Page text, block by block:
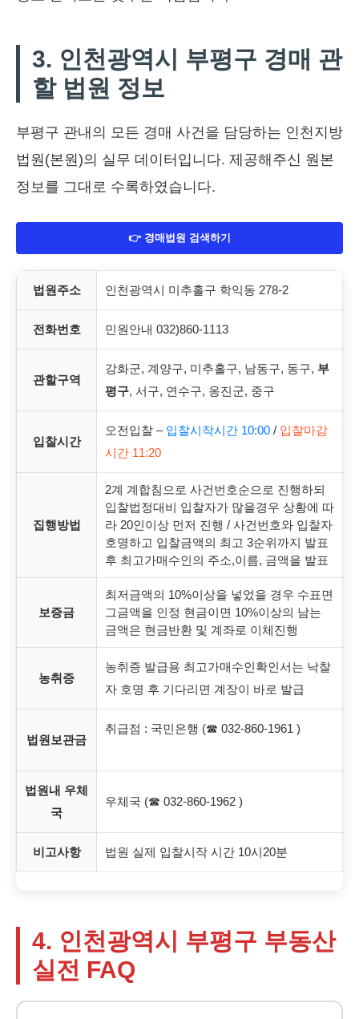
3. 인천광역시 부평구 경매 관
할 법원 정보
부평구 관내의 모든 경매 사건을 담당하는 인천지방
법원(본원)의 실무 데이터입니다. 제공해주신 원본
정보를 그대로 수록하였습니다.
👉 경매법원 검색하기
법원주소 인천광역시 미추홀구 학익동 278-2
전화번호 민원안내 032)860-1113
관할구역
강화군, 계양구, 미추홀구, 남동구, 동구, 부
평구, 서구, 연수구, 옹진군, 중구
입찰시간
오전입찰 – 입찰시작시간 10:00 / 입찰마감
시간 11:20
집행방법
2계 계합침으로 사건번호순으로 진행하되
입찰법정대비 입찰자가 많을경우 상황에 따
라 20인이상 먼저 진행 / 사건번호와 입찰자
호명하고 입찰금액의 최고 3순위까지 발표
후 최고가매수인의 주소,이름, 금액을 발표
보증금
최저금액의 10%이상을 넣었을 경우 수표면
그금액을 인정 현금이면 10%이상의 남는
금액은 현금반환 및 계좌로 이체진행
농취증
농취증 발급용 최고가매수인확인서는 낙찰
자 호명 후 기다리면 계장이 바로 발급
법원보관금
취급점 : 국민은행 (☎ 032-860-1961 )
법원내 우체
국
우체국 (☎ 032-860-1962 )
비고사항 법원 실제 입찰시작 시간 10시20분
4. 인천광역시 부평구 부동산
실전 FAQ